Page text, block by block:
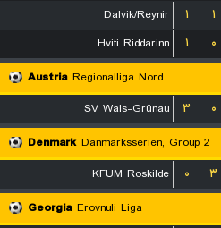
Dalvik/Reynir
۱ ۱
Hviti Riddarinn
۱ ۰
Austria Regionalliga Nord
SV Wals-Grünau
۳ ۰
Denmark Danmarksserien, Group 2
KFUM Roskilde
۰ ۳
Georgia Erovnuli Liga